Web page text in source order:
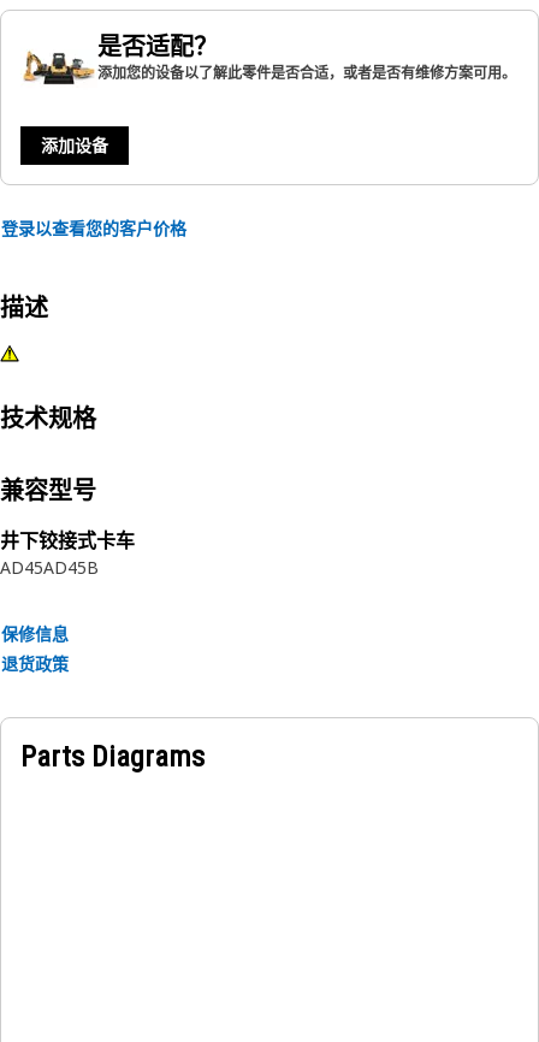
是否适配？
添加您的设备以了解此零件是否合适，或者是否有维修方案可用。
添加设备
登录以查看您的客户价格
描述
技术规格
兼容型号
井下铰接式卡车
AD45AD45B
保修信息
退货政策
Parts Diagrams